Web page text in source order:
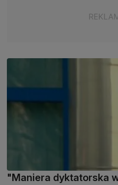
"Maniera dyktatorska